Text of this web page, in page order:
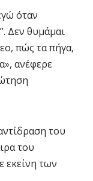
όταν
Δεν θυμάμαι
πώς τα πήγα,
ανέφερε
του
του
εκείνη των